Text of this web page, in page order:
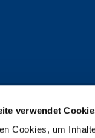
verwendet
Cookies, um
Pfarrei Bernhard